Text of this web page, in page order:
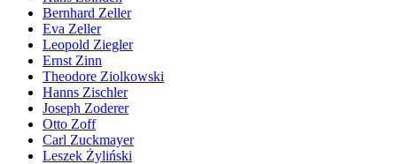
Bernhard Zeller
Eva Zeller
Leopold Ziegler
Ernst Zinn
Theodore Ziolkowski
Hanns Zischler
Joseph Zoderer
Otto Zoff
Carl Zuckmayer
Leszek Żyliński